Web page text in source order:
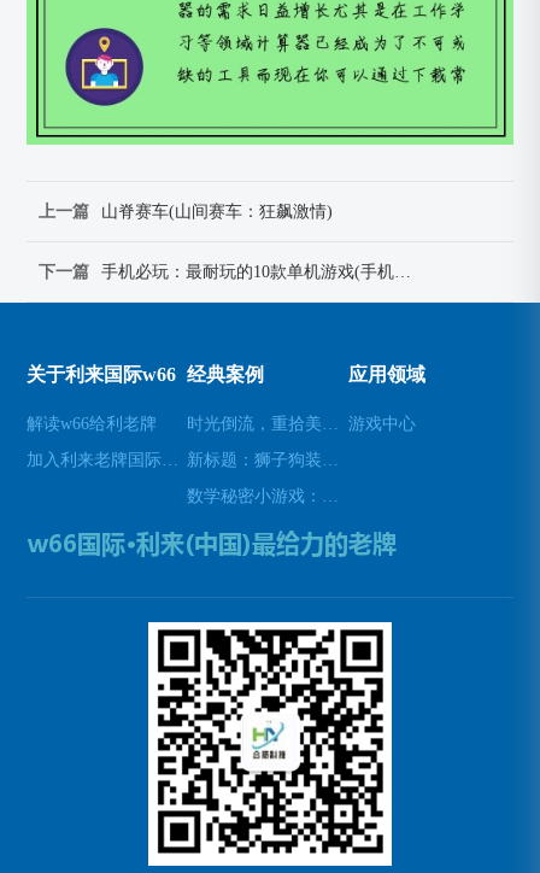
上一篇 山脊赛车(山间赛车：狂飙激情)
下一篇
关于利来国际w66
解读w66给利老牌
经典案例 应用领域
游戏中心